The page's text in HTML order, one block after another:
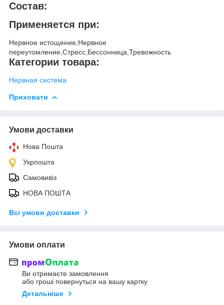
Состав:
Применяется при:
Нервное истощение,Нервное
переутомление,Стресс,Бессонница,Тревожность
Категории товара:
Нервная система
Приховати
Умови доставки
Нова Пошта
Укрпошта
Самовивіз
НОВА ПОШТА
Всі умови доставки
Умови оплати
Ви отримаєте замовлення
або гроші повернуться на вашу картку
Детальніше